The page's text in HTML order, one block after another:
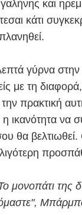
και
κάτι
γύρνα στην
με τη διαφορά,
πρακτική
η ικανότητα να
θα βελτιωθεί.
μονοπάτι της